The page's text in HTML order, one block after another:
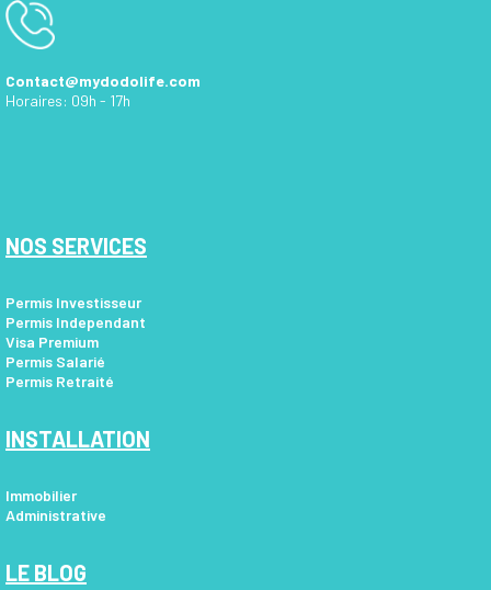
Contact@mydodolife.com
Horaires: 09h - 17h
NOS SERVICES
Permis Investisseur
Permis Independant
Visa Premium
Permis Salarié
Permis Retraité
INSTALLATION
Immobilier
Administrative
LE BLOG